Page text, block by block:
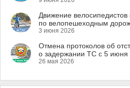
Движение
по велопешеходным
3 июня 2026
Отмена протоколов об
о задержании ТС с 5 июня
26 мая 2026